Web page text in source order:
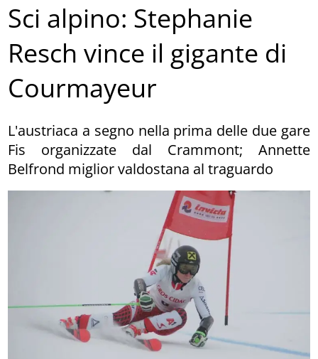
Sci alpino: Stephanie
Resch vince il gigante di
Courmayeur
L'austriaca a segno nella prima delle due gare
Fis organizzate dal Crammont; Annette
Belfrond miglior valdostana al traguardo